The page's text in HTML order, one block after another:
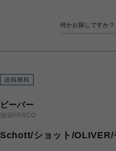
ビーバー
池袋PARCO
Schott/ショット/OLIVER/